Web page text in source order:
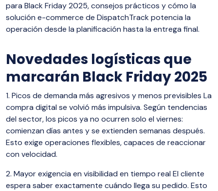
para Black Friday 2025, consejos prácticos y cómo la
solución e-commerce de DispatchTrack potencia la
operación desde la planificación hasta la entrega final.
Novedades logísticas que
marcarán Black Friday 2025
1. Picos de demanda más agresivos y menos previsibles La
compra digital se volvió más impulsiva. Según tendencias
del sector, los picos ya no ocurren solo el viernes:
comienzan días antes y se extienden semanas después.
Esto exige operaciones flexibles, capaces de reaccionar
con velocidad.
2. Mayor exigencia en visibilidad en tiempo real El cliente
espera saber exactamente cuándo llega su pedido. Esto